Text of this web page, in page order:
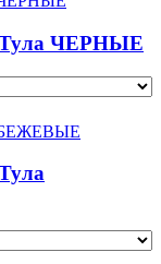
Тула ЧЕРНЫЕ